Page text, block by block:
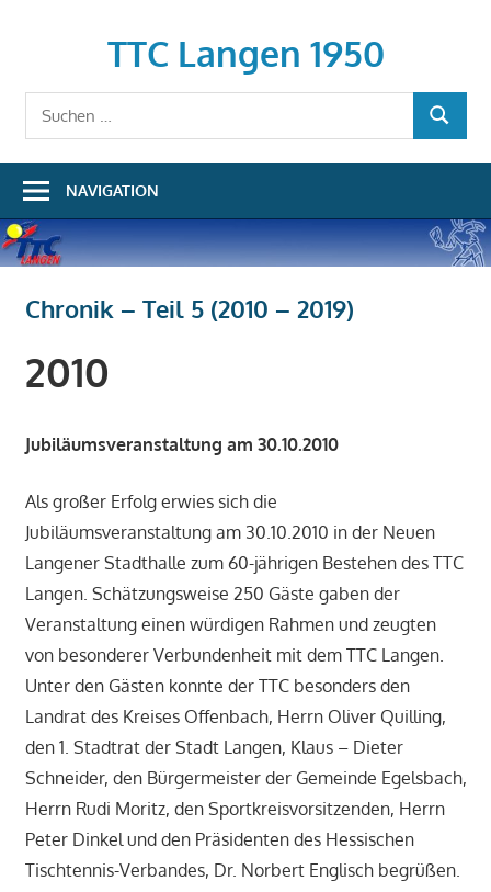
TTC Langen 1950
SUCHEN
NAVIGATION
Chronik – Teil 5 (2010 – 2019)
2010
Jubiläumsveranstaltung am 30.10.2010
Als großer Erfolg erwies sich die
Jubiläumsveranstaltung am 30.10.2010 in der Neuen
Langener Stadthalle zum 60-jährigen Bestehen des TTC
Langen. Schätzungsweise 250 Gäste gaben der
Veranstaltung einen würdigen Rahmen und zeugten
von besonderer Verbundenheit mit dem TTC Langen.
Unter den Gästen konnte der TTC besonders den
Landrat des Kreises Offenbach, Herrn Oliver Quilling,
den 1. Stadtrat der Stadt Langen, Klaus – Dieter
Schneider, den Bürgermeister der Gemeinde Egelsbach,
Herrn Rudi Moritz, den Sportkreisvorsitzenden, Herrn
Peter Dinkel und den Präsidenten des Hessischen
Tischtennis-Verbandes, Dr. Norbert Englisch begrüßen.